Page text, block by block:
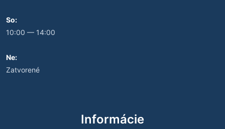
So:
10:00 — 14:00
Ne:
Zatvorené
Informácie